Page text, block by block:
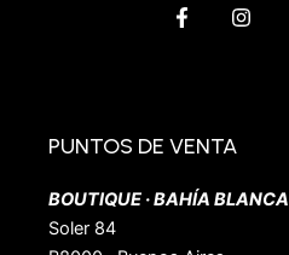
F
o
k
f
I
PUNTOS DE VENTA
BOUTIQUE · BAHÍA BLANCA
Soler 84